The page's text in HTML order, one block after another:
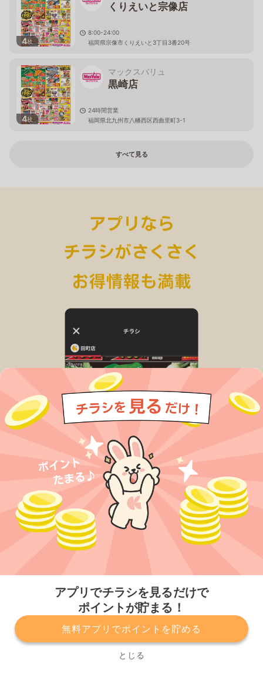
アプリでチラシを見るだけで
ポイントが貯まる！
無料アプリでポイントを貯める
とじる
4枚
くりえいと宗像店
8:00-24:00
福岡県宗像市くりえいと3丁目3番20号
4枚
マックスバリュ
黒崎店
24時間営業
福岡県北九州市八幡西区西曲里町3-1
すべて見る
プライバシーポリシー 利用規約
運営会社
サービスに関してのお問い合わせ